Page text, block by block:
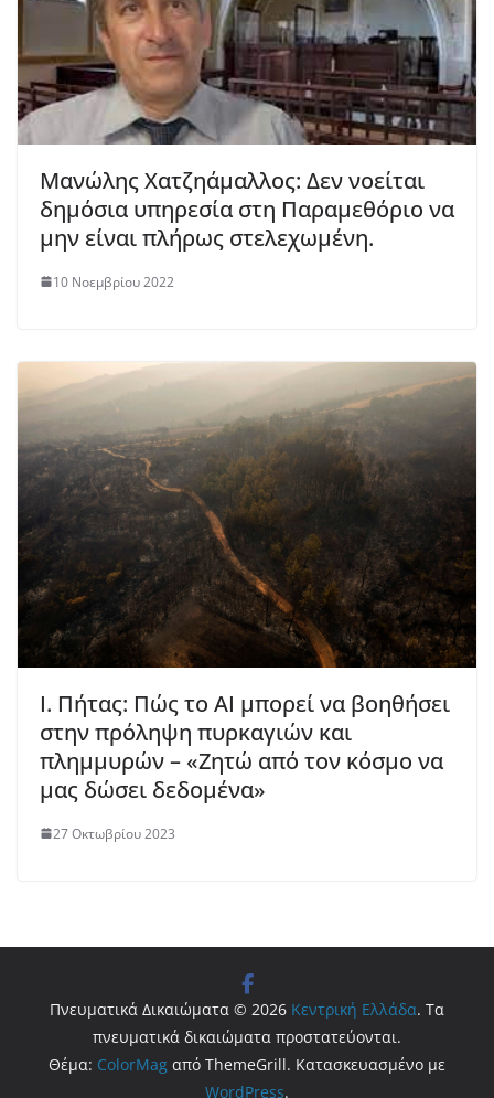
Μανώλης Χατζηάμαλλος: Δεν νοείται
δημόσια υπηρεσία στη Παραμεθόριο να
μην είναι πλήρως στελεχωμένη.
10 Νοεμβρίου 2022
Ι. Πήτας: Πώς το AI μπορεί να βοηθήσει
στην πρόληψη πυρκαγιών και
πλημμυρών – «Ζητώ από τον κόσμο να
μας δώσει δεδομένα»
27 Οκτωβρίου 2023
Πνευματικά Δικαιώματα © 2026 Κεντρική Ελλάδα. Τα
πνευματικά δικαιώματα προστατεύονται.
Θέμα: ColorMag από ThemeGrill. Κατασκευασμένο με
WordPress.